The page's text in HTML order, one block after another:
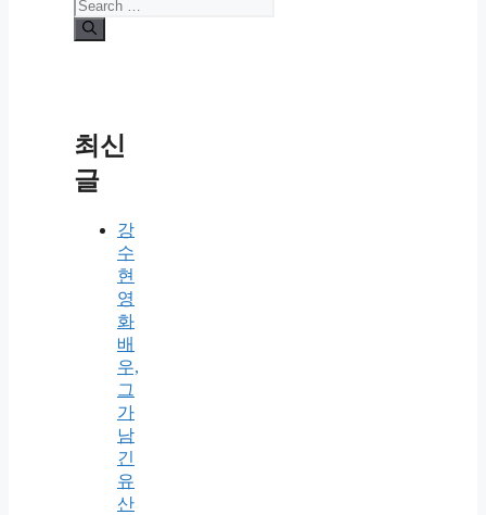
for:
최신
글
강
수
현
영
화
배
우,
그
가
남
긴
유
산